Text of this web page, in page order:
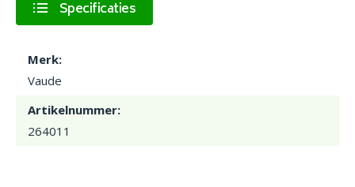
Specificaties
Merk:
Vaude
Artikelnummer:
264011